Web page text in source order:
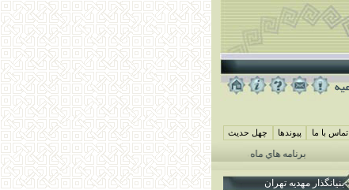
چهل حديث پيوندها تماس با ما
برنامه هاي ماه محرم مهديه تهران 1405 همايش شيرخوارگان حسيني ( جمعه 29 خرداد ماه 4 محرم 1448)
بنيانگذار مهديه تهران